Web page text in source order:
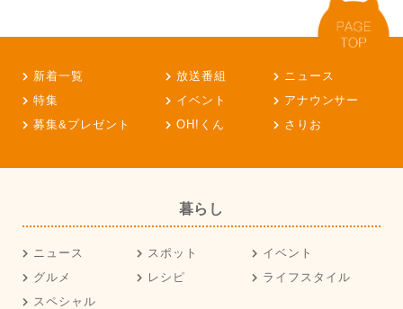
新着一覧 放送番組
ニュース
特集
イベント
アナウンサー
募集&プレゼント
OH!くん さりお
暮らし
ニュース スポット
イベント
グルメ
レシピ
ライフスタイル
スペシャル